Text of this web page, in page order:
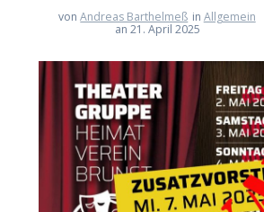
vonAndreas Barthelmeß in Allgemein
an 21. April 2025